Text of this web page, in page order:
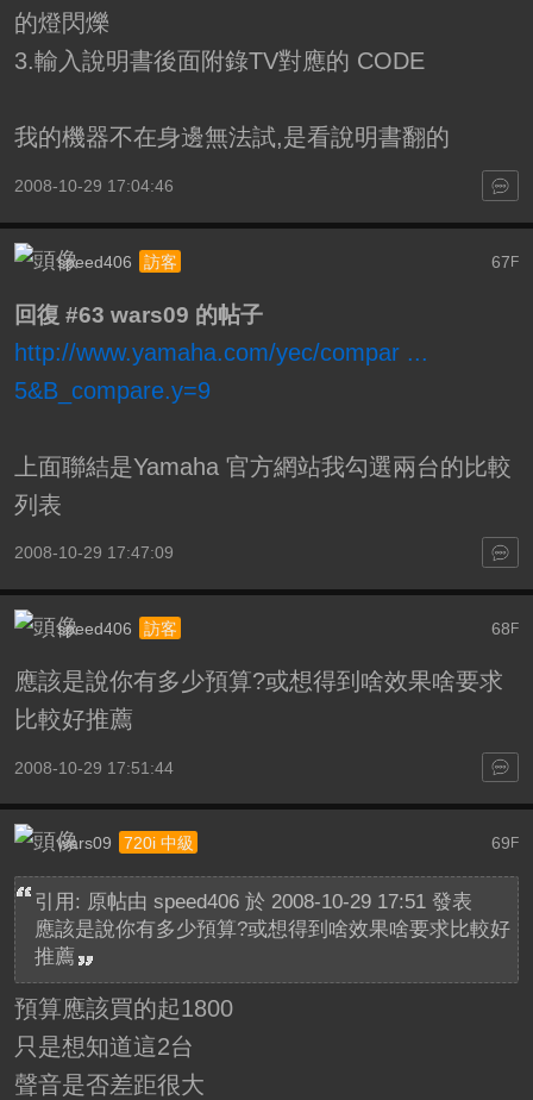
的燈閃爍
3.輸入說明書後面附錄TV對應的 CODE
我的機器不在身邊無法試,是看說明書翻的
2008-10-29 17:04:46
67F
speed406 訪客
回復 #63 wars09 的帖子
http://www.yamaha.com/yec/compar ...
5&B_compare.y=9
上面聯結是Yamaha 官方網站我勾選兩台的比較
列表
2008-10-29 17:47:09
68 F
speed406 訪客
應該是說你有多少預算?或想得到啥效果啥要求
比較好推薦
2008-10-29 17:51:44
69 F
wars09 720i 中級
引用: 原帖由 speed406於 2008-10-29 17:51 發表
應該是說你有多少預算?或想得到啥效果啥要求比較好
推薦
預算應該買的起1800
只是想知道這2台
聲音是否差距很大